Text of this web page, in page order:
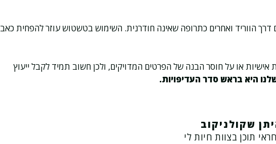
דרך הווריד ואחרים כתרופה שאינה חודרנית. השימוש בטשטוש עוזר להפחית כאב
או על חוסר הבנה של הפרטים המדויקים, ולכן חשוב תמיד לקבל ייעוץ
היא בראש סדר העדיפויות.
שקולניקוב
תוכן בצוות חיות לי